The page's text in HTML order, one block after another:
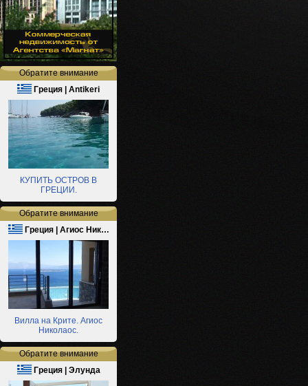
Обратите внимание
Греция | Antikeri
КУПИТЬ ОСТРОВ В
ГРЕЦИИ.
Обратите внимание
Греция | Агиос Ник…
Вилла на Крите. Агиос
Николаос.
Обратите внимание
Греция | Элунда